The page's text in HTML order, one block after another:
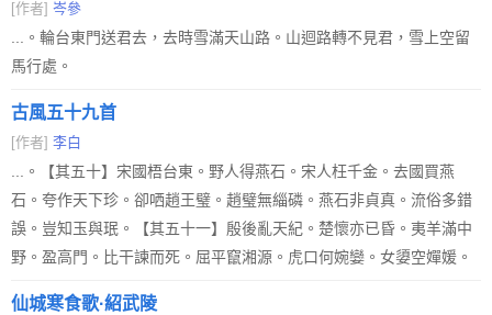
[作者] 岑參
...。輪台東門送君去，去時雪滿天山路。山迴路轉不見君，雪上空留
馬行處。
古風五十九首
[作者] 李白
...。【其五十】宋國梧台東。野人得燕石。宋人枉千金。去國買燕
石。夸作天下珍。卻哂趙王璧。趙璧無緇磷。燕石非貞真。流俗多錯
誤。豈知玉與珉。【其五十一】殷後亂天紀。楚懷亦已昏。夷羊滿中
野。盈高門。比干諫而死。屈平竄湘源。虎口何婉孌。女嬃空嬋媛。
仙城寒食歌·紹武陵